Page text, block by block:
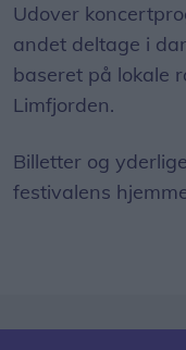
Udover
andet deltage i
baseret på lokale
Limfjorden.
Billetter og
festivalens